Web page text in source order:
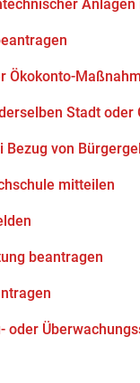
Ökokonto-
Stadt oder
von
mitteilen
beantragen